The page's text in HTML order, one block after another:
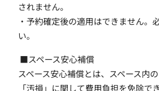
されません。
・予約確定後の適用はできません。
い。
■スペース安心補償
スペース安心補償とは、スペース内
「汚損」に関して費用負担を免除で